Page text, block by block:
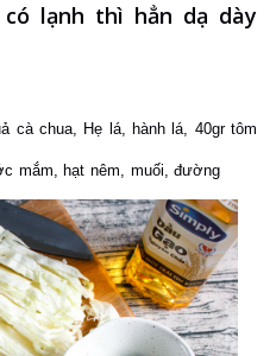
lạnh thì hẳn dạ dày
cà chua, Hẹ lá, hành lá, 40gr tôm
mắm, hạt nêm, muối, đường